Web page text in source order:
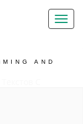
Toggle
AND
С